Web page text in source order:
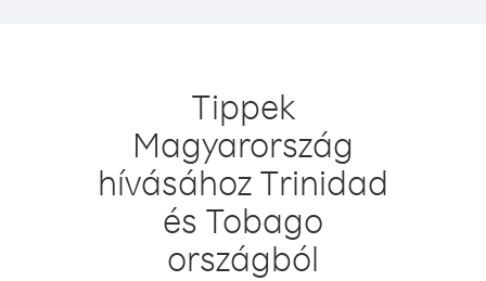
Tippek
Magyarország
hívásához Trinidad
és Tobago
országból